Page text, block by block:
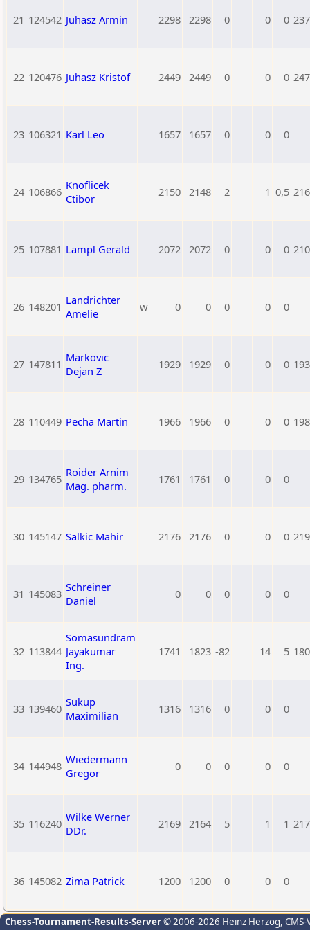
21 124542 Juhasz Armin 2298 2298 0 0 0
22 120476 Juhasz Kristof 2449 2449 0 0 0
23 106321 Karl Leo 1657 1657 0 0 0
24 106866 Knoflicek
Ctibor
2150 2148 2 1 0,5
25 107881 Lampl Gerald 2072 2072 0 0 0
26 148201 Landrichter
Amelie
w 0 0 0 0 0
27 147811 Markovic
Dejan Z
1929 1929 0 0 0
28 110449 Pecha Martin 1966 1966 0 0 0
29 134765 Roider Arnim
Mag. pharm.
1761 1761 0 0 0
30 145147 Salkic Mahir 2176 2176 0 0 0
31 145083 Schreiner
Daniel
0 0 0 0 0
32 113844
Somasundram
Jayakumar
Ing.
1741 1823 -82 14 5
33 139460 Sukup
Maximilian
1316 1316 0 0 0
34 144948 Wiedermann
Gregor
0 0 0 0 0
35 116240 Wilke Werner
DDr.
2169 2164 5 1 1
36 145082 Zima Patrick 1200 1200 0 0 0
Chess-Tournament-Results-Server© 2006-2026 Heinz Herzog,